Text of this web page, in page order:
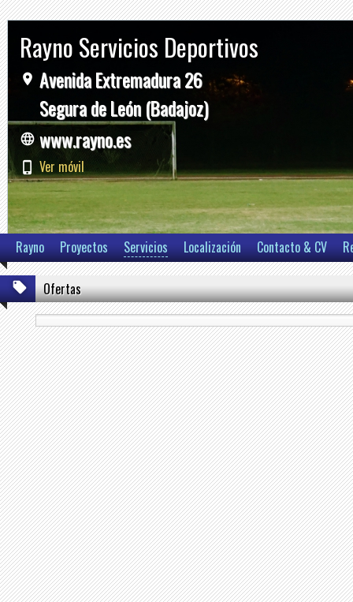
Rayno Servicios Deportivos
Avenida Extremadura 26
Segura de León (Badajoz)
www.rayno.es
Ver móvil
Rayno Proyectos Servicios Localización Contacto & CV
Ofertas